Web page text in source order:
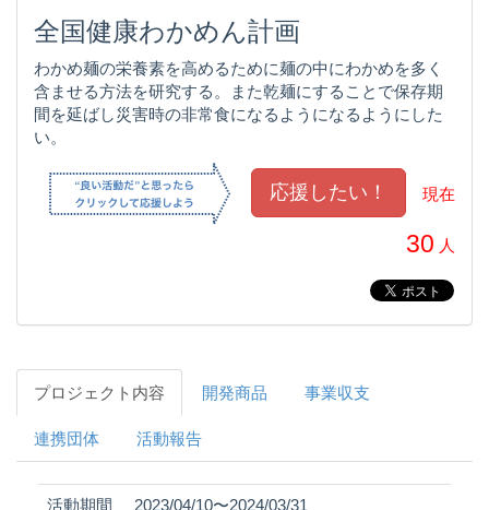
全国健康わかめん計画
わかめ麺の栄養素を高めるために麺の中にわかめを多く
含ませる方法を研究する。また乾麺にすることで保存期
間を延ばし災害時の非常食になるようになるようにした
い。
現在
30 人
プロジェクト内容 開発商品 事業収支
連携団体 活動報告
活動期間 2023/04/10〜2024/03/31